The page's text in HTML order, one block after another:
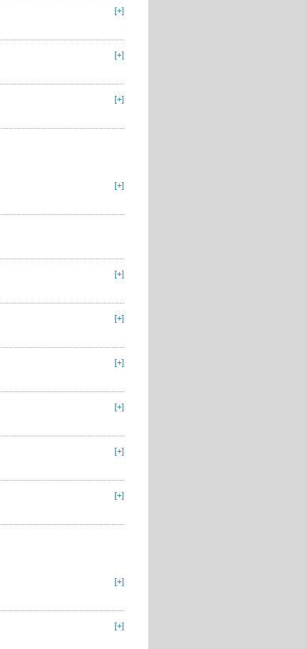
[+]
[+]
[+]
[+]
[+]
[+]
[+]
[+]
[+]
[+]
[+]
[+]